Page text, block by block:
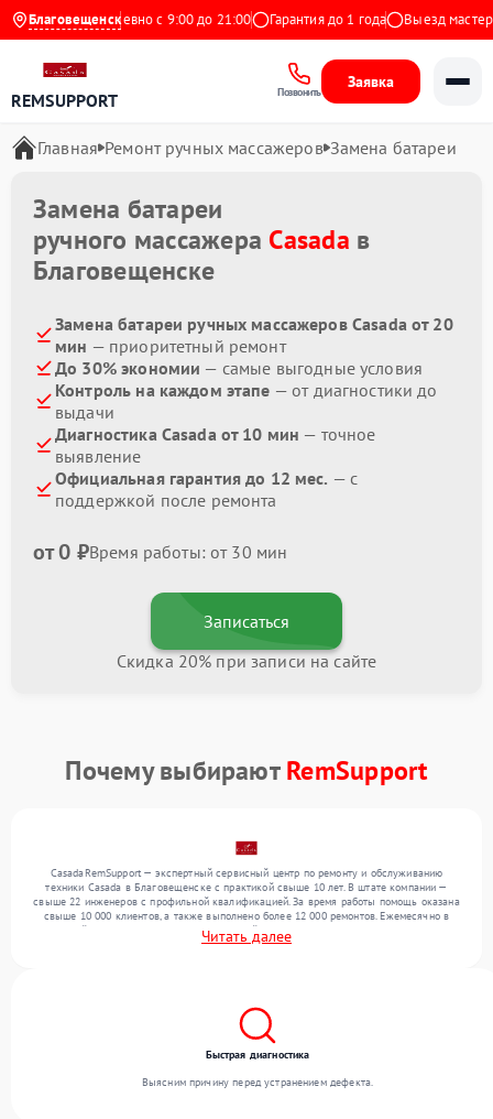
Благовещенск
Ежедневно с 9:00 до 21:00 Гарантия до 1 года Выезд мастера
REMSUPPORT Позвонить
Заявка
Главная Ремонт ручных массажеров Замена батареи
Замена батареи
ручного массажера Casada в
Благовещенске
Замена батареи ручных массажеров Casada от 20
мин — приоритетный ремонт
До 30% экономии — самые выгодные условия
Контроль на каждом этапе — от диагностики до
выдачи
Диагностика Casada от 10 мин — точное
выявление
Официальная гарантия до 12 мес. — с
поддержкой после ремонта
от 0 ₽Время работы: от 30 мин
Записаться
Скидка 20% при записи на сайте
Почему выбираютRemSupport
CasadaRemSupport — экспертный сервисный центр по ремонту и обслуживанию
техники Casada в Благовещенске с практикой свыше 10 лет. В штате компании —
свыше 22 инженеров с профильной квалификацией. За время работы помощь оказана
свыше 10 000 клиентов, а также выполнено более 12 000 ремонтов. Ежемесячно в
сервисный центр поступает более 300 устройств, включая , , . Мы работаем с широким
спектром неисправностей и поддерживаем высокий стандарт качества благодаря
Читать далее
Быстрая диагностика
Выясним причину перед устранением дефекта.